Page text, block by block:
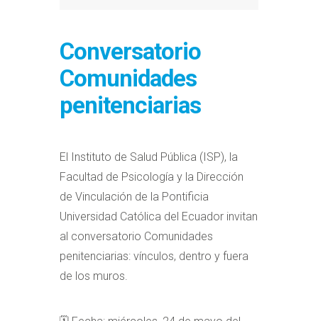
Conversatorio
Comunidades
penitenciarias
El Instituto de Salud Pública (ISP), la
Facultad de Psicología y la Dirección
de Vinculación de la Pontificia
Universidad Católica del Ecuador invitan
al conversatorio Comunidades
penitenciarias: vínculos, dentro y fuera
de los muros.